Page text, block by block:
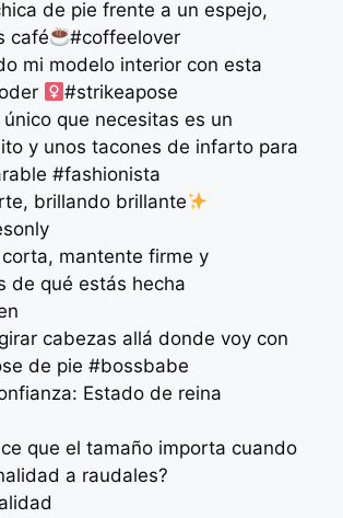
de pie frente a un espejo,
café
#coffeelover
mi modelo interior con esta
#strikeapose
que necesitas es un
y unos tacones de infarto para
#fashionista
brillando brillante
mantente firme y
de qué estás hecha
cabezas allá donde voy con
de pie #bossbabe
Estado de reina
que el tamaño importa cuando
a raudales?